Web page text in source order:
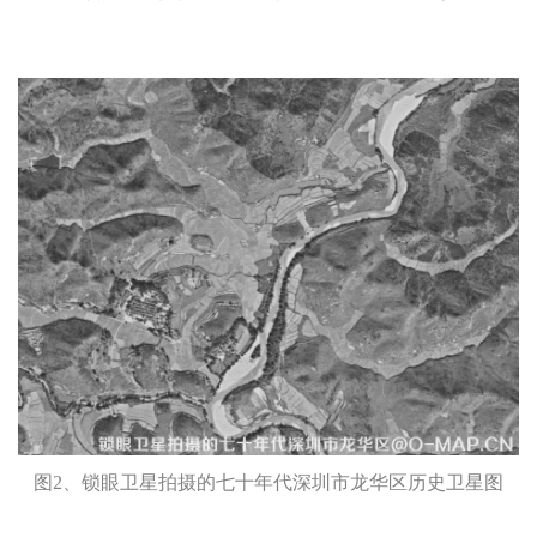
图2、锁眼卫星拍摄的七十年代深圳市龙华区历史卫星图